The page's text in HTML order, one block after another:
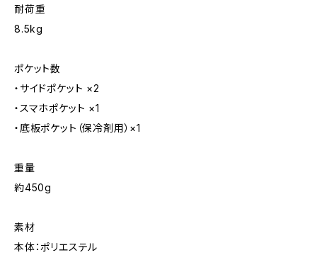
耐荷重
8.5kg
ポケット数
・サイドポケット ×2
・スマホポケット ×1
・底板ポケット（保冷剤用）×1
重量
約450g
素材
本体：ポリエステル